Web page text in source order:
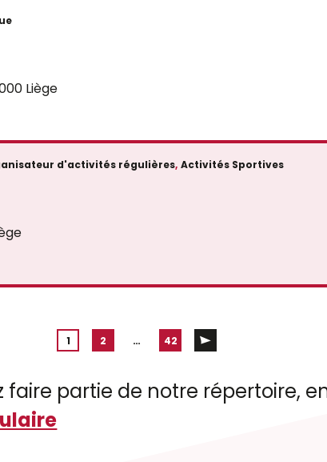
Liège
d'activités régulières, Activités Sportives
1 2 … 42
faire partie de notre répertoire,